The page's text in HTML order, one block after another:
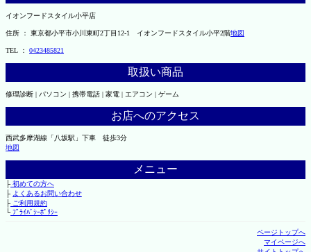
イオンフードスタイル小平店
住所 ： 東京都小平市小川東町2丁目12-1 イオンフードスタイル小平2階地図
TEL ： 0423485821
取扱い商品
修理診断 | パソコン | 携帯電話 | 家電 | エアコン | ゲーム
お店へのアクセス
西武多摩湖線「八坂駅」下車 徒歩3分
地図
メニュー
├初めての方へ
├ よくあるお問い合わせ
├ご利用規約
└ﾌﾟﾗｲﾊﾞｼｰﾎﾟﾘｼｰ
ページトップへ
マイページへ